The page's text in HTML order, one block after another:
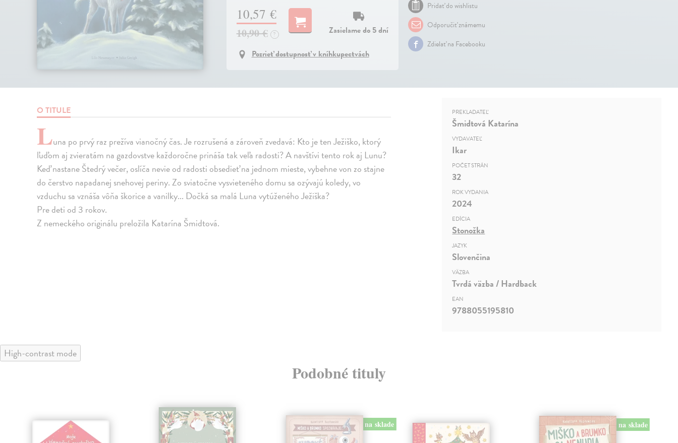
10,57 €
10,90 € ?
Zasielame do 5 dní
Pozrieť dostupnosť v kníhkupectvách
Pridať do wishlistu
Odporučiť známemu
Zdielať na Facebooku
O TITULE
Luna po prvý raz prežíva vianočný čas. Je rozrušená a zároveň zvedavá: Kto je ten Ježiško, ktorý
ľuďom aj zvieratám na gazdovstve každoročne prináša tak veľa radosti? A navštívi tento rok aj Lunu?
Keď nastane Štedrý večer, oslíča nevie od radosti obsedieť na jednom mieste, vybehne von zo stajne
do čerstvo napadanej snehovej periny. Zo sviatočne vysvieteného domu sa ozývajú koledy, vo
vzduchu sa vznáša vôňa škorice a vanilky... Dočká sa malá Luna vytúženého Ježiška?
Pre deti od 3 rokov.
Z nemeckého originálu preložila Katarína Šmidtová.
PREKLADATEĽ
Šmidtová Katarína
VYDAVATEĽ
Ikar
POČET STRÁN
32
ROK VYDANIA
2024
EDÍCIA
Stonožka
JAZYK
Slovenčina
VÄZBA
Tvrdá väzba / Hardback
EAN
9788055195810
High-contrast mode
Podobné tituly
na sklade na sklade